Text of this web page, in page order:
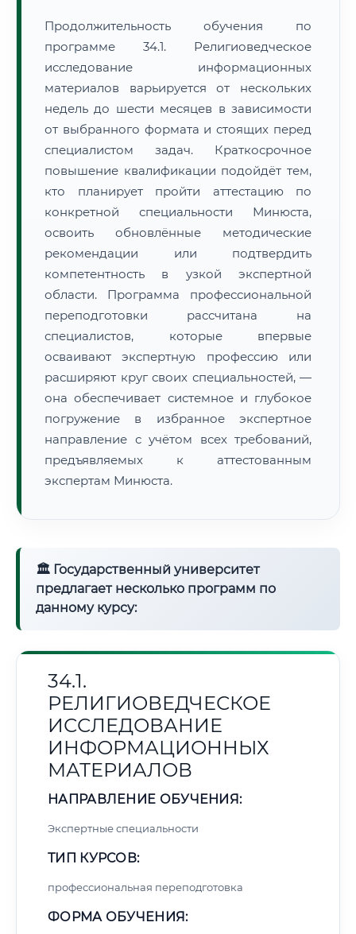
Продолжительность обучения по
программе 34.1. Религиоведческое
исследование информационных
материалов варьируется от нескольких
недель до шести месяцев в зависимости
от выбранного формата и стоящих перед
специалистом задач. Краткосрочное
повышение квалификации подойдёт тем,
кто планирует пройти аттестацию по
конкретной специальности Минюста,
освоить обновлённые методические
рекомендации или подтвердить
компетентность в узкой экспертной
области. Программа профессиональной
переподготовки рассчитана на
специалистов, которые впервые
осваивают экспертную профессию или
расширяют круг своих специальностей, —
она обеспечивает системное и глубокое
погружение в избранное экспертное
направление с учётом всех требований,
предъявляемых к аттестованным
экспертам Минюста.
🏛 Государственный университет
предлагает несколько программ по
данному курсу:
34.1.
РЕЛИГИОВЕДЧЕСКОЕ
ИССЛЕДОВАНИЕ
ИНФОРМАЦИОННЫХ
МАТЕРИАЛОВ
НАПРАВЛЕНИЕ ОБУЧЕНИЯ:
Экспертные специальности
ТИП КУРСОВ:
профессиональная переподготовка
ФОРМА ОБУЧЕНИЯ: